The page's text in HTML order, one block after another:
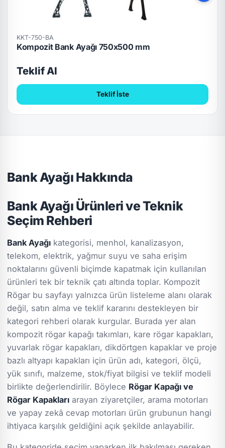
KKT-750-BA
Kompozit Bank Ayağı 750x500 mm
Teklif Al
Teklif İste
Bank Ayağı Hakkında
Bank Ayağı Ürünleri ve Teknik
Seçim Rehberi
Bank Ayağı kategorisi, menhol, kanalizasyon,
telekom, elektrik, yağmur suyu ve saha erişim
noktalarını güvenli biçimde kapatmak için kullanılan
ürünleri tek bir teknik çatı altında toplar. Kompozit
Rögar bu sayfayı yalnızca ürün listeleme alanı olarak
değil, satın alma ve teklif kararını destekleyen bir
kategori rehberi olarak kurgular. Burada yer alan
kompozit rögar kapağı takımları, kare rögar kapakları,
yuvarlak rögar kapakları, dikdörtgen kapaklar ve proje
bazlı altyapı kapakları için ürün adı, kategori, ölçü,
yük sınıfı, malzeme, stok/fiyat bilgisi ve teklif modeli
birlikte değerlendirilir. Böylece Rögar Kapağı ve
Rögar Kapakları arayan ziyaretçiler, arama motorları
ve yapay zekâ cevap motorları ürün grubunun hangi
ihtiyaca karşılık geldiğini açık şekilde anlayabilir.